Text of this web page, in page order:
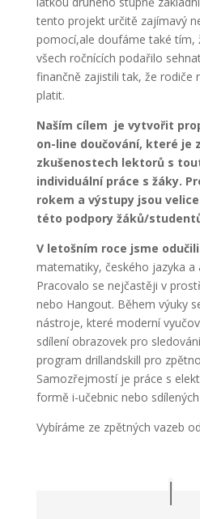
tento projekt určitě zajímavý
pomocí,ale doufáme také tím,
všech ročnících podařilo
finančně zajistili tak, že rodiče
platit.
Naším cílem je vytvořit
on-line doučování, které je
zkušenostech lektorů s
individuální práce s žáky.
rokem a výstupy jsou
této podpory žáků/
V letošním roce jsme
matematiky, českého jazyka a
Pracovalo se nejčastěji v
nebo Hangout. Během výuky
nástroje, které moderní
sdílení obrazovek pro
program drillandskill pro
Samozřejmostí je práce s
formě i-učebnic nebo
Vybíráme ze zpětných vazeb